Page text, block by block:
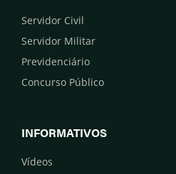
Servidor Civil
Servidor Militar
Previdenciário
Concurso Público
INFORMATIVOS
Vídeos